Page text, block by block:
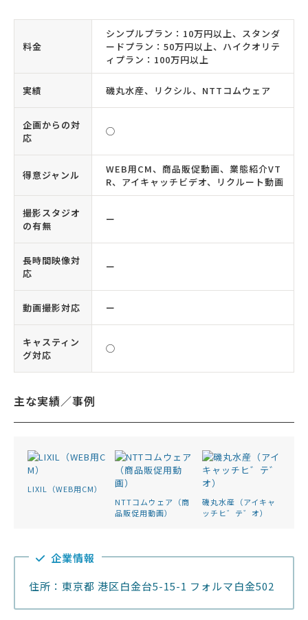
料金
シンプルプラン：10万円以上、スタンダ
ードプラン：50万円以上、ハイクオリテ
ィプラン：100万円以上
実績 磯丸水産、リクシル、NTTコムウェア
企画からの対
応
◯
得意ジャンル
WEB用CM、商品販促動画、業態紹介VT
R、アイキャッチビデオ、リクルート動画
撮影スタジオ
の有無
ー
長時間映像対
応
ー
動画撮影対応 ー
キャスティン
グ対応
◯
主な実績／事例
LIXIL（WEB用CM）
NTTコムウェア（商
品販促用動画）
磯丸水産（アイキャ
ッチヒ゛テ゛オ）
企業情報
住所：東京都 港区白金台5-15-1 フォルマ白金502